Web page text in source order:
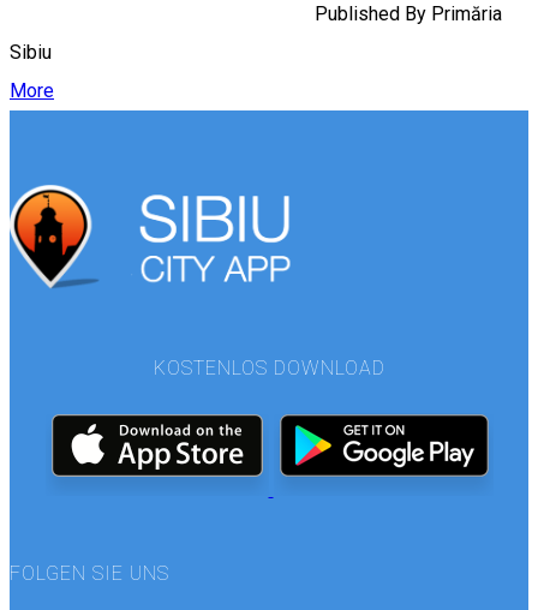
Published By Primăria
Sibiu
More
KOSTENLOS DOWNLOAD
FOLGEN SIE UNS